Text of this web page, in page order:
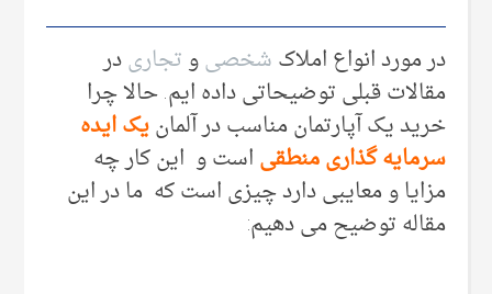
در مورد انواع املاکشخصیوتجاریدر
مقالات قبلی توضیحاتی داده ایم. حالا چرا
خرید یک آپارتمان مناسب در آلمانیک ایده
سرمایه گذاری منطقیاست و این کار چه
مزایا و معایبی دارد چیزی است که ما در این
مقاله توضیح می دهیم: